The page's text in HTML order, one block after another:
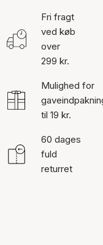
Fri fragt
ved køb
over
299 kr.
Mulighed for
til 19 kr.
60 dages
fuld
returret